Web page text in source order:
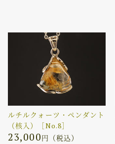
ルチルクォーツ・ペンダント
（核入）［No.8］
23,000円（税込）